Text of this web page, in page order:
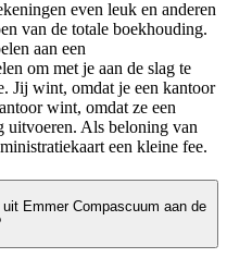
even leuk en anderen
van de totale boekhouding.
aan een
om met je aan de slag te
Jij wint, omdat je een kantoor
wint, omdat ze een
uitvoeren. Als beloning van
een kleine fee.
Emmer Compascuum aan de